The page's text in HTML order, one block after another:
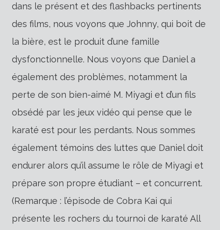
dans le présent et des flashbacks pertinents
des films, nous voyons que Johnny, qui boit de
la bière, est le produit d’une famille
dysfonctionnelle. Nous voyons que Daniel a
également des problèmes, notamment la
perte de son bien-aimé M. Miyagi et d’un fils
obsédé par les jeux vidéo qui pense que le
karaté est pour les perdants. Nous sommes
également témoins des luttes que Daniel doit
endurer alors qu’il assume le rôle de Miyagi et
prépare son propre étudiant – et concurrent.
(Remarque : l’épisode de Cobra Kai qui
présente les rochers du tournoi de karaté All